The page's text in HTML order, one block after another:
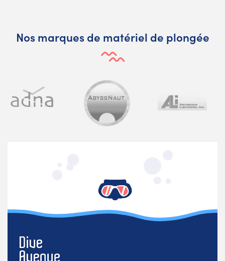
Nos marques de matériel de plongée